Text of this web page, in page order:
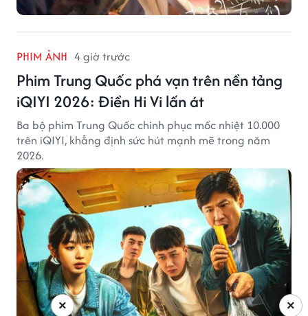
PHIM ẢNH 4 giờ trước
Phim Trung Quốc phá vạn trên nền tảng
iQIYI 2026: Điền Hi Vi lấn át
Ba bộ phim Trung Quốc chinh phục mốc nhiệt 10.000
trên iQIYI, khẳng định sức hút mạnh mẽ trong năm
2026.
×
×